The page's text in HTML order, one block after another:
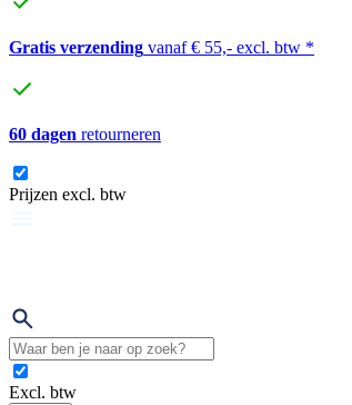
Gratis verzending vanaf € 55,- excl. btw *
60 dagen retourneren
Prijzen excl. btw
Excl. btw